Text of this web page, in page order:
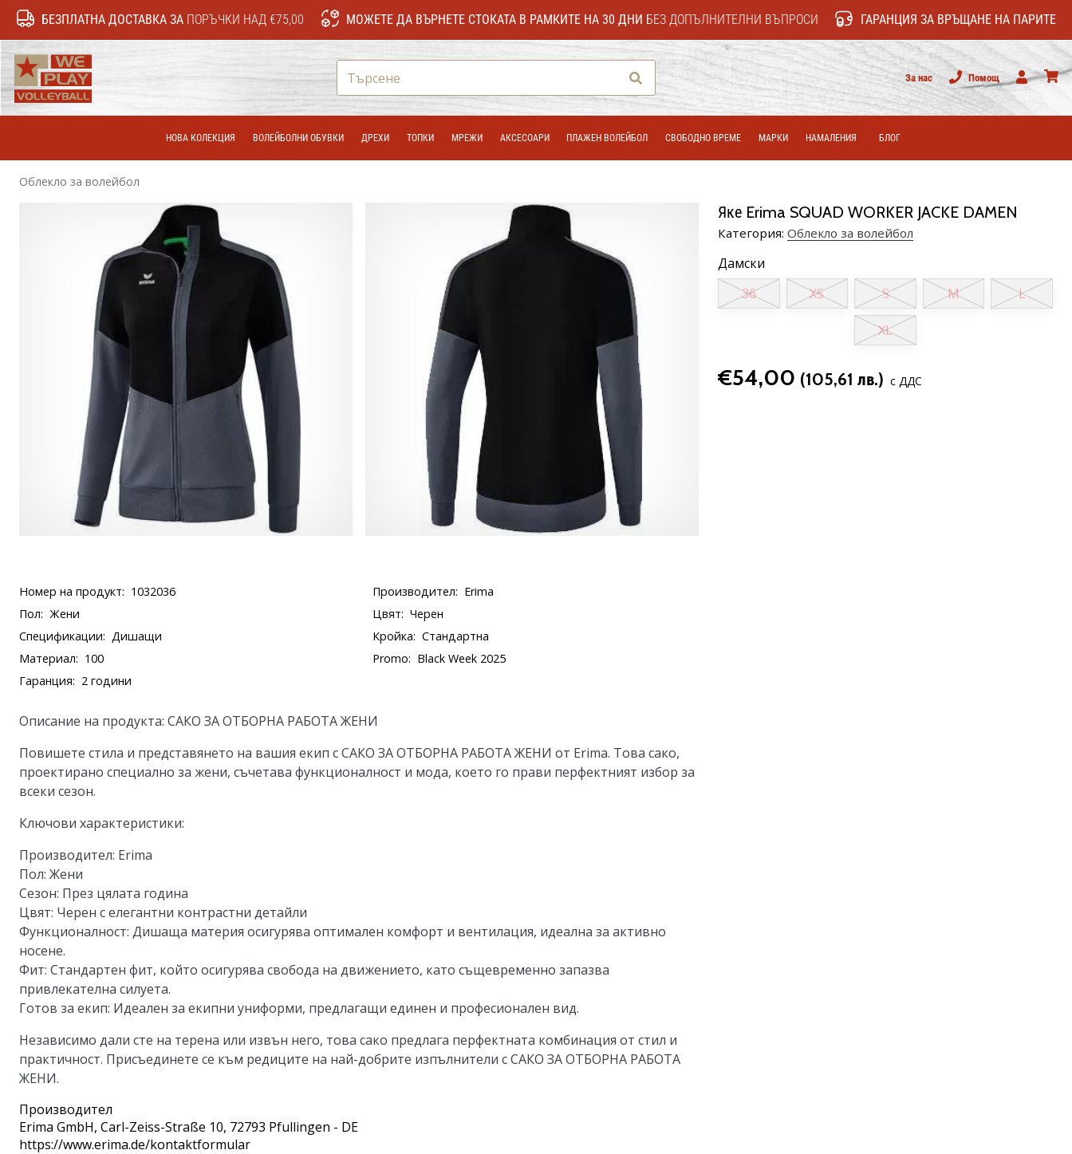
БЕЗПЛАТНА ДОСТАВКА ЗА ПОРЪЧКИ НАД €75,00 МОЖЕТЕ ДА ВЪРНЕТЕ СТОКАТА В РАМКИТЕ НА 30 ДНИ БЕЗ ДОПЪЛНИТЕЛНИ ВЪПРОСИ ГАРАНЦИЯ ЗА ВРЪЩАНЕ НА ПАРИТЕ
Търсене За нас
Помощ
Потребител
НОВА КОЛЕКЦИЯ ВОЛЕЙБОЛНИ ОБУВКИ ДРЕХИ ТОПКИ МРЕЖИ АКСЕСОАРИ ПЛАЖЕН ВОЛЕЙБОЛ СВОБОДНО ВРЕМЕ МАРКИ НАМАЛЕНИЯ БЛОГ
Облекло за волейбол
Яке Erima SQUAD WORKER JACKE DAMEN
Категория: Облекло за волейбол
Дамски
36
XS S M L
XL
€54,00 (105,61 лв.) с ДДС
Номер на продукт: 1032036 Производител: Erima
Пол: Жени Цвят: Черен
Спецификации: Дишащи Кройка: Стандартна
Материал: 100 Promo: Black Week 2025
Гаранция: 2 години
Описание на продукта: САКО ЗА ОТБОРНА РАБОТА ЖЕНИ
Повишете стила и представянето на вашия екип сСАКО ЗА ОТБОРНА РАБОТА ЖЕНИ от Erima. Това сако,
проектирано специално за жени, съчетава функционалност и мода, което го прави перфектният избор за
всеки сезон.
Ключови характеристики:
Производител: Erima
Пол: Жени
Сезон: През цялата година
Цвят: Черен с елегантни контрастни детайли
Функционалност: Дишаща материя осигурява оптимален комфорт и вентилация, идеална за активно
носене.
Фит: Стандартен фит, който осигурява свобода на движението, като същевременно запазва
привлекателна силуета.
Готов за екип: Идеален за екипни униформи, предлагащи единен и професионален вид.
Независимо дали сте на терена или извън него, това сако предлага перфектната комбинация от стил и
практичност. Присъединете се към редиците на най-добрите изпълнители с САКО ЗА ОТБОРНА РАБОТА
ЖЕНИ.
Производител
Erima GmbH, Carl-Zeiss-Straße 10, 72793 Pfullingen - DE
https://www.erima.de/kontaktformular